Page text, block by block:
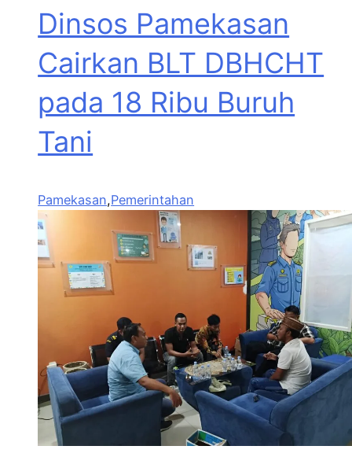
Dinsos Pamekasan
Cairkan BLT DBHCHT
pada 18 Ribu Buruh
Tani
Pamekasan,Pemerintahan